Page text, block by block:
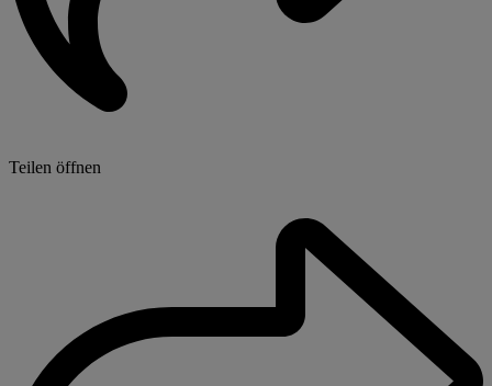
Teilen öffnen